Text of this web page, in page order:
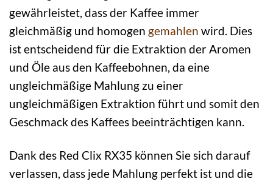
gewährleistet, dass der Kaffee immer
gleichmäßig und homogen gemahlen wird. Dies
ist entscheidend für die Extraktion der Aromen
und Öle aus den Kaffeebohnen, da eine
ungleichmäßige Mahlung zu einer
ungleichmäßigen Extraktion führt und somit den
Geschmack des Kaffees beeinträchtigen kann.
Dank des Red Clix RX35 können Sie sich darauf
verlassen, dass jede Mahlung perfekt ist und die